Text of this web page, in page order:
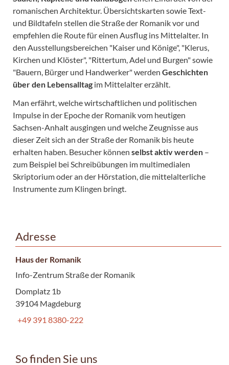
romanischen Architektur. Übersichtskarten sowie Text-
und Bildtafeln stellen die Straße der Romanik vor und
empfehlen die Route für einen Ausflug ins Mittelalter. In
den Ausstellungsbereichen "Kaiser und Könige", "Klerus,
Kirchen und Klöster", "Rittertum, Adel und Burgen" sowie
"Bauern, Bürger und Handwerker" werden Geschichten
über den Lebensalltag im Mittelalter erzählt.
Man erfährt, welche wirtschaftlichen und politischen
Impulse in der Epoche der Romanik vom heutigen
Sachsen-Anhalt ausgingen und welche Zeugnisse aus
dieser Zeit sich an der Straße der Romanik bis heute
erhalten haben. Besucher können selbst aktiv werden –
zum Beispiel bei Schreibübungen im multimedialen
Skriptorium oder an der Hörstation, die mittelalterliche
Instrumente zum Klingen bringt.
Adresse
Haus der Romanik
Info-Zentrum Straße der Romanik
Domplatz 1b
39104 Magdeburg
+49 391 8380-222
So finden Sie uns